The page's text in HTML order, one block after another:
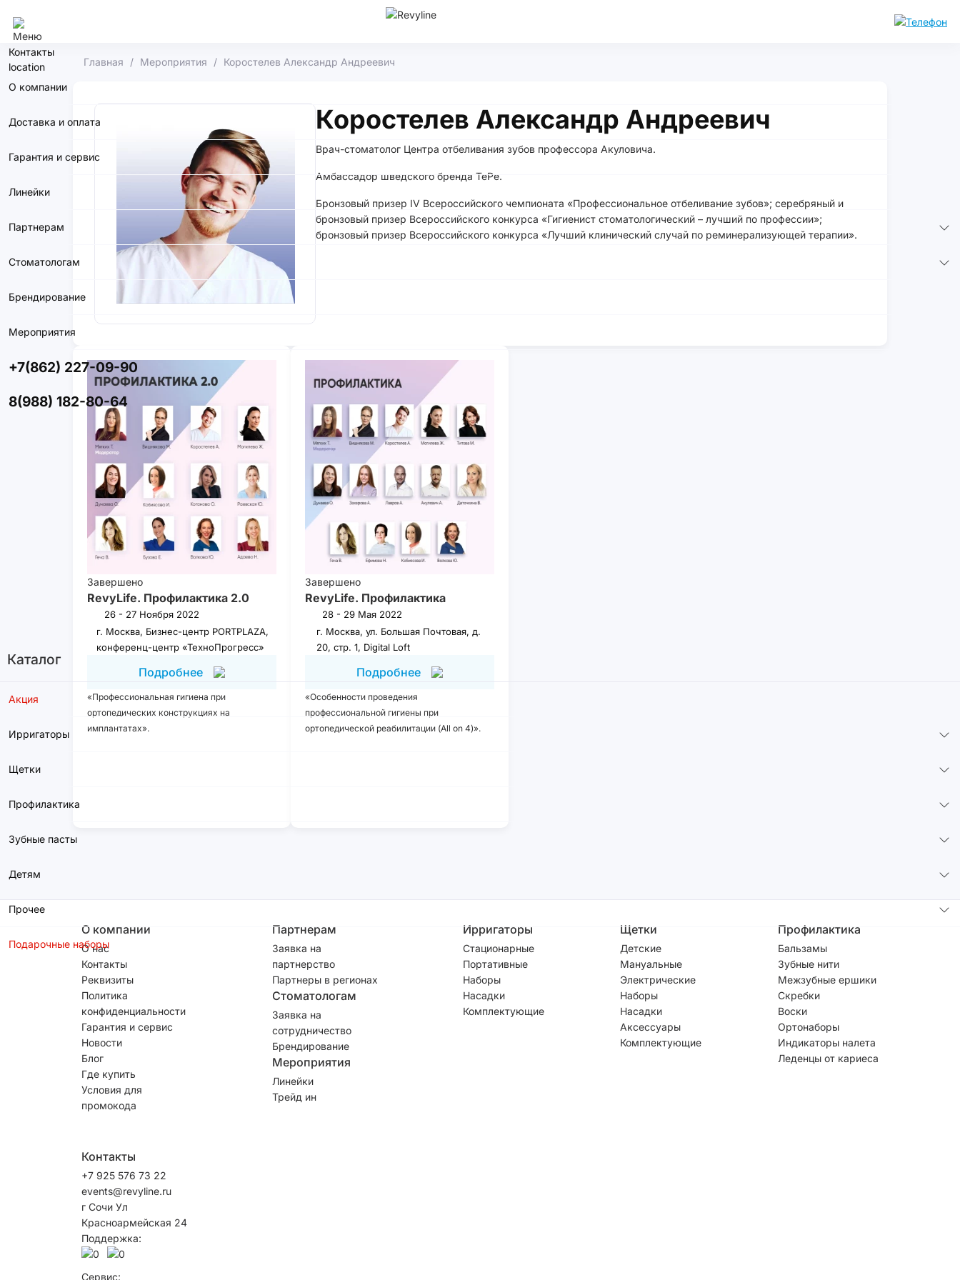
Контакты
О компании
Доставка и оплата
Гарантия и сервис
Линейки
Партнерам
Стоматологам
Брендирование
Мероприятия
+7(862) 227-09-90
8(988) 182-80-64
Каталог
Акция
Ирригаторы
Щетки
Профилактика
Зубные пасты
Детям
Прочее
Подарочные наборы
Главная Мероприятия Коростелев Александр Андреевич
Коростелев Александр Андреевич
Врач-стоматолог Центра отбеливания зубов профессора Акуловича.
Амбассадор шведского бренда TePe.
Бронзовый призер IV Всероссийского чемпионата «Профессиональное отбеливание зубов»; серебряный и
бронзовый призер Всероссийского конкурса «Гигиенист стоматологический – лучший по профессии»;
бронзовый призер Всероссийского конкурса «Лучший клинический случай по реминерализующей терапии».
Завершено
RevyLife. Профилактика 2.0
26 - 27 Ноября 2022
г. Москва, Бизнес-центр PORTPLAZA,
конференц-центр «ТехноПрогресс»
Подробнее
«Профессиональная гигиена при
ортопедических конструкциях на
имплантатах».
Завершено
RevyLife. Профилактика
28 - 29 Мая 2022
г. Москва, ул. Большая Почтовая, д.
20, стр. 1, Digital Loft
Подробнее
«Особенности проведения
профессиональной гигиены при
ортопедической реабилитации (All on 4)».
О компании
О нас
Контакты
Реквизиты
Политика
конфиденциальности
Гарантия и сервис
Новости
Блог
Где купить
Условия для
промокода
Партнерам
Заявка на
партнерство
Партнеры в регионах
Стоматологам
Заявка на
сотрудничество
Брендирование
Мероприятия
Линейки
Трейд ин
Ирригаторы
Стационарные
Портативные
Наборы
Насадки
Комплектующие
Щетки
Детские
Мануальные
Электрические
Наборы
Насадки
Аксессуары
Комплектующие
Профилактика
Бальзамы
Зубные нити
Межзубные ершики
Скребки
Воски
Ортонаборы
Индикаторы налета
Леденцы от кариеса
Контакты
+7 925 576 73 22
events@revyline.ru
г Сочи Ул
Красноармейская 24
Поддержка:
Сервис: